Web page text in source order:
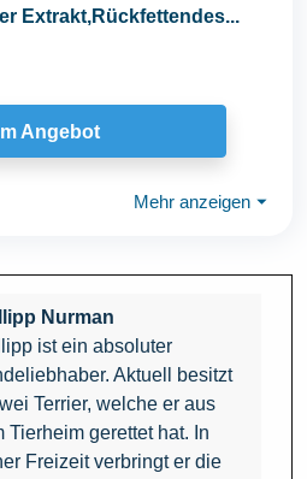
Extrakt,Rückfettendes...
Angebot
Mehr anzeigen ⏷
Nurman
ist ein absoluter
Aktuell besitzt
Terrier, welche er aus
Tierheim gerettet hat. In
Freizeit verbringt er die